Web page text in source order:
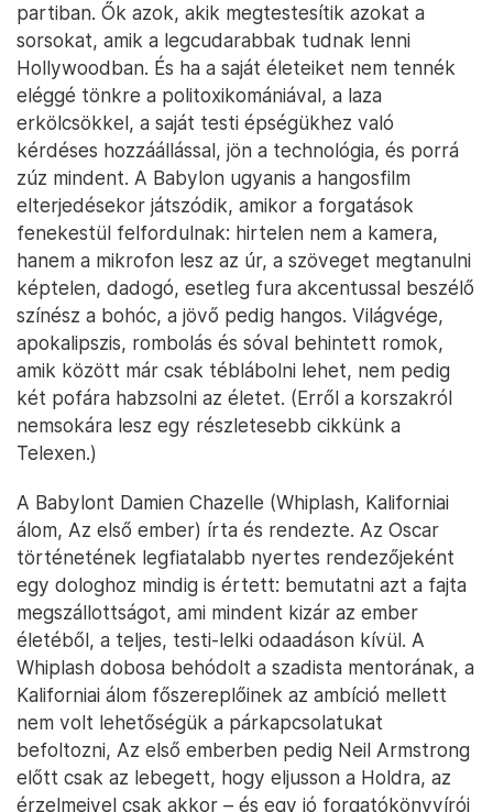
partiban. Ők azok, akik megtestesítik azokat a
sorsokat, amik a legcudarabbak tudnak lenni
Hollywoodban. És ha a saját életeiket nem tennék
eléggé tönkre a politoxikomániával, a laza
erkölcsökkel, a saját testi épségükhez való
kérdéses hozzáállással, jön a technológia, és porrá
zúz mindent. A Babylon ugyanis a hangosfilm
elterjedésekor játszódik, amikor a forgatások
fenekestül felfordulnak: hirtelen nem a kamera,
hanem a mikrofon lesz az úr, a szöveget megtanulni
képtelen, dadogó, esetleg fura akcentussal beszélő
színész a bohóc, a jövő pedig hangos. Világvége,
apokalipszis, rombolás és sóval behintett romok,
amik között már csak téblábolni lehet, nem pedig
két pofára habzsolni az életet. (Erről a korszakról
nemsokára lesz egy részletesebb cikkünk a
Telexen.)
A Babylont Damien Chazelle (Whiplash, Kaliforniai
álom, Az első ember) írta és rendezte. Az Oscar
történetének legfiatalabb nyertes rendezőjeként
egy dologhoz mindig is értett: bemutatni azt a fajta
megszállottságot, ami mindent kizár az ember
életéből, a teljes, testi-lelki odaadáson kívül. A
Whiplash dobosa behódolt a szadista mentorának, a
Kaliforniai álom főszereplőinek az ambíció mellett
nem volt lehetőségük a párkapcsolatukat
befoltozni, Az első emberben pedig Neil Armstrong
előtt csak az lebegett, hogy eljusson a Holdra, az
érzelmeivel csak akkor – és egy jó forgatókönyvírói